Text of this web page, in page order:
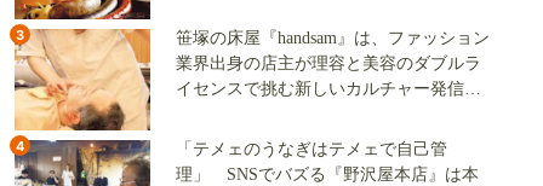
3
笹塚の床屋『handsam』は、ファッション
業界出身の店主が理容と美容のダブルラ
イセンスで挑む新しいカルチャー発信基
4
「テメェのうなぎはテメェで自己管
理」 SNSでバズる『野沢屋本店』は本